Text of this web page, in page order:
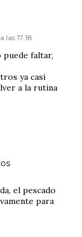
las 17:18
puede faltar,
ya casi
a la rutina
el pescado
para